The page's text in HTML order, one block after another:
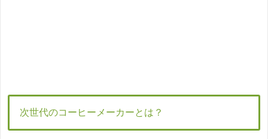
次世代のコーヒーメーカーとは？